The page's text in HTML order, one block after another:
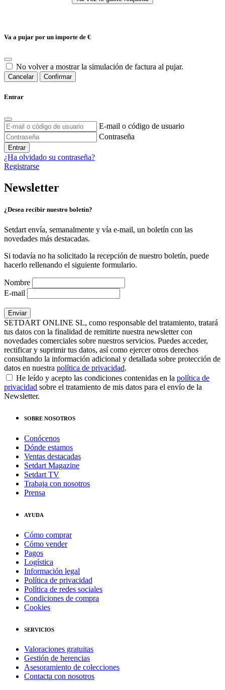
Va a pujar por un importe de €
No volver a mostrar la simulación de factura al pujar.
Cancelar Confirmar
Entrar
E-mail o código de usuario
Contraseña
Entrar
¿Ha olvidado su contraseña?
Registrarse
Newsletter
¿Desea recibir nuestro boletín?
Setdart envía, semanalmente y vía e-mail, un boletín con las
novedades más destacadas.
Si todavía no ha solicitado la recepción de nuestro boletín, puede
hacerlo rellenando el siguiente formulario.
Nombre
E-mail
SETDART ONLINE SL, como responsable del tratamiento, tratará
tus datos con la finalidad de remitirte nuestra newsletter con
novedades comerciales sobre nuestros servicios. Puedes acceder,
rectificar y suprimir tus datos, así como ejercer otros derechos
consultando la información adicional y detallada sobre protección de
datos en nuestra política de privacidad.
He leído y acepto las condiciones contenidas en la política de
privacidad sobre el tratamiento de mis datos para el envío de la
Newsletter.
SOBRE NOSOTROS
Conócenos
Dónde estamos
Ventas destacadas
Setdart Magazine
Setdart TV
Trabaja con nosotros
Prensa
AYUDA
Cómo comprar
Cómo vender
Pagos
Logística
Información legal
Política de privacidad
Política de redes sociales
Condiciones de compra
Cookies
SERVICIOS
Valoraciones gratuitas
Gestión de herencias
Asesoramiento de colecciones
Contacta con nosotros